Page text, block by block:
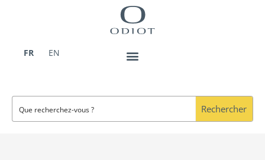
FR
EN
Rechercher